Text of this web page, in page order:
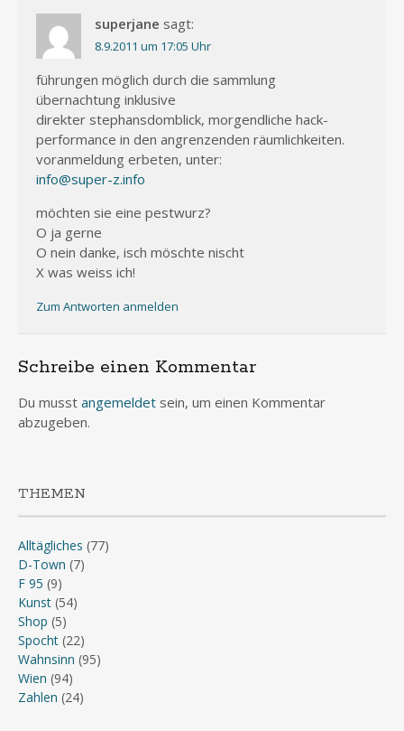
superjane sagt:
8.9.2011 um 17:05 Uhr
führungen möglich durch die sammlung
übernachtung inklusive 
direkter stephansdomblick, morgendliche hack-
performance in den angrenzenden räumlichkeiten.
voranmeldung erbeten, unter:
info@super-z.info
möchten sie eine pestwurz?
O ja gerne
O nein danke, isch möschte nischt
X was weiss ich!
Zum Antworten anmelden
Schreibe einen Kommentar
Du musst angemeldet sein, um einen Kommentar
abzugeben.
THEMEN
Alltägliches (77)
D-Town (7)
F 95 (9)
Kunst (54)
Shop (5)
Spocht (22)
Wahnsinn (95)
Wien (94)
Zahlen (24)